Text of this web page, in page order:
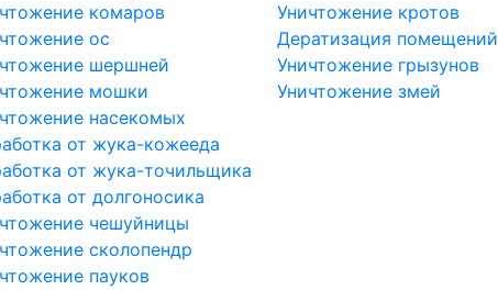
комаров
ос
шершней
мошки
насекомых
от жука-кожееда
от жука-точильщика
от долгоносика
чешуйницы
сколопендр
пауков
Уничтожение кротов
Дератизация помещений
Уничтожение грызунов
Уничтожение змей